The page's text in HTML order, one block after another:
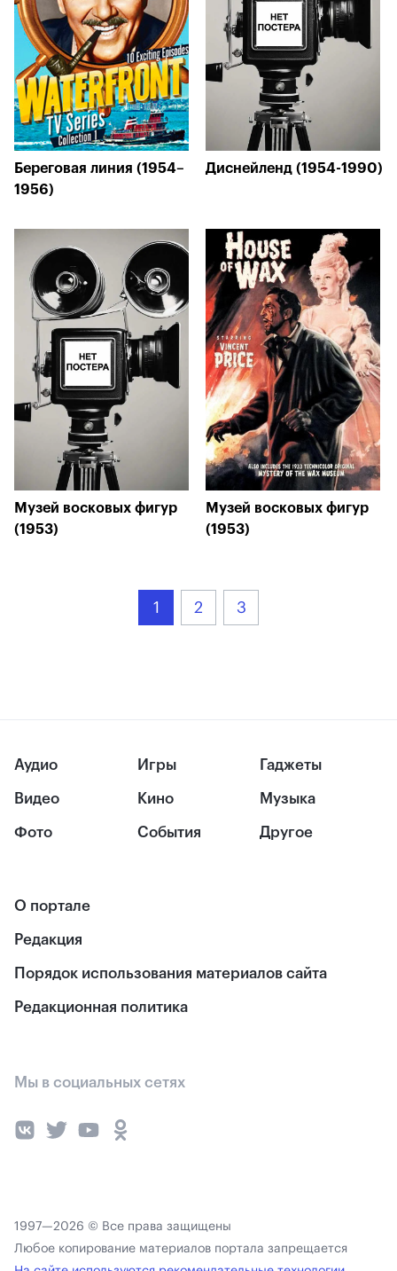
Береговая линия (1954–
1956)
Диснейленд (1954-1990)
Музей восковых фигур
(1953)
Музей восковых фигур
(1953)
1 2 3
Аудио
Видео
Фото
Игры
Кино
События
Гаджеты
Музыка
Другое
О портале
Редакция
Порядок использования материалов сайта
Редакционная политика
Мы в социальных сетях
1997—2026 © Все права защищены
Любое копирование материалов портала запрещается